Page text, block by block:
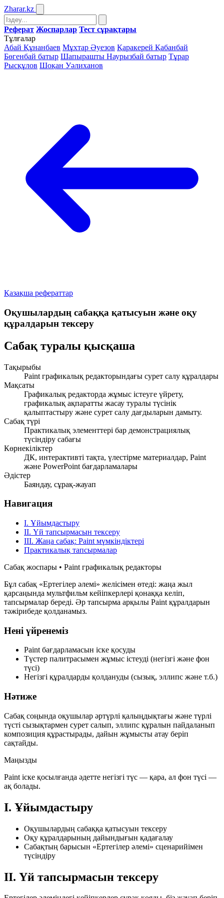
Zharar.kz
Реферат Жоспарлар Тест сұрақтары
Тұлғалар
Абай Құнанбаев Мұхтар Әуезов Қаракерей Қабанбай
Бөгенбай батыр Шапырашты Наурызбай батыр Тұрар
Рысқұлов Шоқан Уәлиханов
Қазақша рефераттар
Оқушылардың сабаққа қатысуын және оқу
құралдарын тексеру
Сабақ туралы қысқаша
Тақырыбы
Paint графикалық редакторындағы сурет салу құралдары
Мақсаты
Графикалық редакторда жұмыс істеуге үйрету,
графикалық ақпаратты жасау туралы түсінік
қалыптастыру және сурет салу дағдыларын дамыту.
Сабақ түрі
Практикалық элементтері бар демонстрациялық
түсіндіру сабағы
Көрнекіліктер
ДК, интерактивті тақта, үлестірме материалдар, Paint
және PowerPoint бағдарламалары
Әдістер
Баяндау, сұрақ-жауап
Навигация
І. Ұйымдастыру
ІІ. Үй тапсырмасын тексеру
ІІІ. Жаңа сабақ: Paint мүмкіндіктері
Практикалық тапсырмалар
Сабақ жоспары • Paint графикалық редакторы
Бұл сабақ «Ертегілер әлемі» желісімен өтеді: жаңа жыл
қарсаңында мультфильм кейіпкерлері қонаққа келіп,
тапсырмалар береді. Әр тапсырма арқылы Paint құралдарын
тәжірибеде қолданамыз.
Нені үйренеміз
Paint бағдарламасын іске қосуды
Түстер палитрасымен жұмыс істеуді (негізгі және фон
түсі)
Негізгі құралдарды қолдануды (сызық, эллипс және т.б.)
Нәтиже
Сабақ соңында оқушылар әртүрлі қалыңдықтағы және түрлі
түсті сызықтармен сурет салып, эллипс құралын пайдаланып
композиция құрастырады, дайын жұмысты атау беріп
сақтайды.
Маңызды
Paint іске қосылғанда әдетте негізгі түс — қара, ал фон түсі —
ақ болады.
І. Ұйымдастыру
Оқушылардың сабаққа қатысуын тексеру
Оқу құралдарының дайындығын қадағалау
Сабақтың барысын «Ертегілер әлемі» сценарийімен
түсіндіру
ІІ. Үй тапсырмасын тексеру